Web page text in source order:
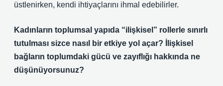
üstlenirken, kendi ihtiyaçlarını ihmal edebilirler.
Kadınların toplumsal yapıda “ilişkisel” rollerle sınırlı
tutulması sizce nasıl bir etkiye yol açar? İlişkisel
bağların toplumdaki gücü ve zayıflığı hakkında ne
düşünüyorsunuz?